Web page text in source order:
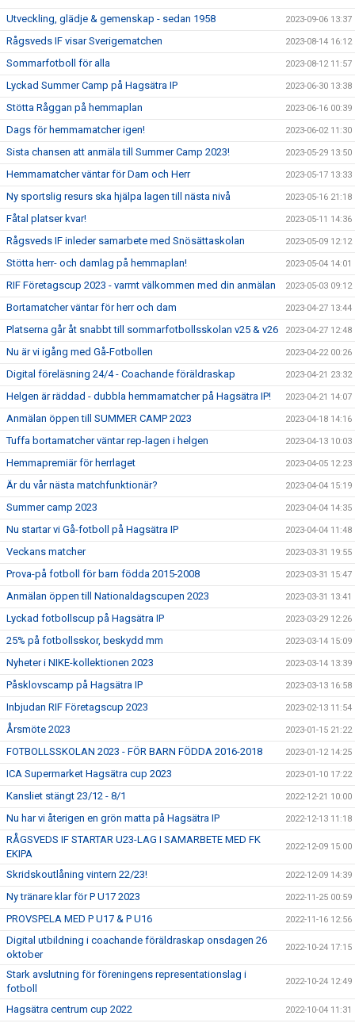
Utveckling, glädje & gemenskap - sedan 1958 2023-09-06 13:37
Rågsveds IF visar Sverigematchen 2023-08-14 16:12
Sommarfotboll för alla 2023-08-12 11:57
Lyckad Summer Camp på Hagsätra IP 2023-06-30 13:38
Stötta Råggan på hemmaplan 2023-06-16 00:39
Dags för hemmamatcher igen! 2023-06-02 11:30
Sista chansen att anmäla till Summer Camp 2023! 2023-05-29 13:50
Hemmamatcher väntar för Dam och Herr 2023-05-17 13:33
Ny sportslig resurs ska hjälpa lagen till nästa nivå 2023-05-16 21:18
Fåtal platser kvar! 2023-05-11 14:36
Rågsveds IF inleder samarbete med Snösättaskolan 2023-05-09 12:12
Stötta herr- och damlag på hemmaplan! 2023-05-04 14:01
RIF Företagscup 2023 - varmt välkommen med din anmälan 2023-05-03 09:12
Bortamatcher väntar för herr och dam 2023-04-27 13:44
Platserna går åt snabbt till sommarfotbollsskolan v25 & v26 2023-04-27 12:48
Nu är vi igång med Gå-Fotbollen 2023-04-22 00:26
Digital föreläsning 24/4 - Coachande föräldraskap 2023-04-21 23:32
Helgen är räddad - dubbla hemmamatcher på Hagsätra IP! 2023-04-21 14:07
Anmälan öppen till SUMMER CAMP 2023 2023-04-18 14:16
Tuffa bortamatcher väntar rep-lagen i helgen 2023-04-13 10:03
Hemmapremiär för herrlaget 2023-04-05 12:23
Är du vår nästa matchfunktionär? 2023-04-04 15:19
Summer camp 2023 2023-04-04 14:35
Nu startar vi Gå-fotboll på Hagsätra IP 2023-04-04 11:48
Veckans matcher 2023-03-31 19:55
Prova-på fotboll för barn födda 2015-2008 2023-03-31 15:47
Anmälan öppen till Nationaldagscupen 2023 2023-03-31 13:41
Lyckad fotbollscup på Hagsätra IP 2023-03-29 12:26
25% på fotbollsskor, beskydd mm 2023-03-14 15:09
Nyheter i NIKE-kollektionen 2023 2023-03-14 13:39
Påsklovscamp på Hagsätra IP 2023-03-13 16:58
Inbjudan RIF Företagscup 2023 2023-02-13 11:54
Årsmöte 2023 2023-01-15 21:22
FOTBOLLSSKOLAN 2023 - FÖR BARN FÖDDA 2016-2018 2023-01-12 14:25
ICA Supermarket Hagsätra cup 2023 2023-01-10 17:22
Kansliet stängt 23/12 - 8/1 2022-12-21 10:00
Nu har vi återigen en grön matta på Hagsätra IP 2022-12-13 11:18
RÅGSVEDS IF STARTAR U23-LAG I SAMARBETE MED FK
EKIPA
2022-12-09 15:00
Skridskoutlåning vintern 22/23! 2022-12-09 14:39
Ny tränare klar för P U17 2023 2022-11-25 00:59
PROVSPELA MED P U17 & P U16 2022-11-16 12:56
Digital utbildning i coachande föräldraskap onsdagen 26
oktober
2022-10-24 17:15
Stark avslutning för föreningens representationslag i
fotboll
2022-10-24 12:49
Hagsätra centrum cup 2022 2022-10-04 11:31